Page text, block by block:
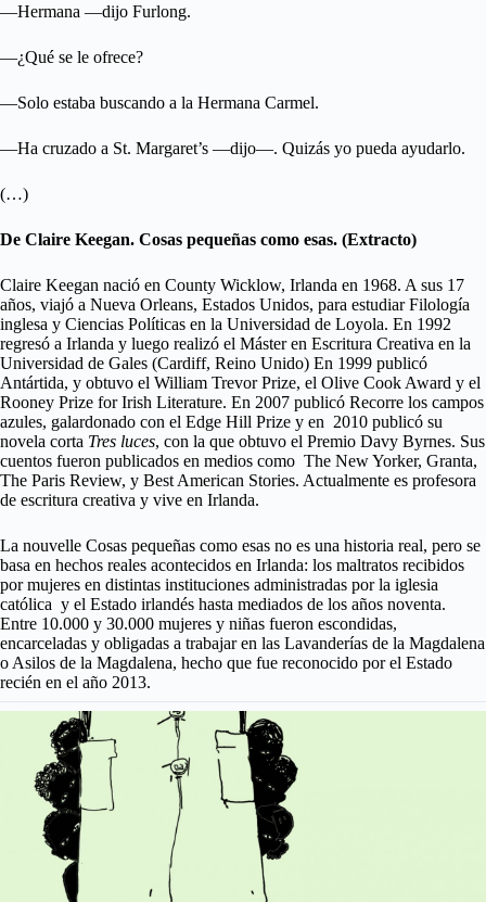
—Hermana —dijo Furlong.
—¿Qué se le ofrece?
—Solo estaba buscando a la Hermana Carmel.
—Ha cruzado a St. Margaret’s —dijo—. Quizás yo pueda ayudarlo.
(…)
De Claire Keegan. Cosas pequeñas como esas. (Extracto)
Claire Keegan nació en County Wicklow, Irlanda en 1968. A sus 17
años, viajó a Nueva Orleans, Estados Unidos, para estudiar Filología
inglesa y Ciencias Políticas en la Universidad de Loyola. En 1992
regresó a Irlanda y luego realizó el Máster en Escritura Creativa en la
Universidad de Gales (Cardiff, Reino Unido) En 1999 publicó
Antártida, y obtuvo el William Trevor Prize, el Olive Cook Award y el
Rooney Prize for Irish Literature. En 2007 publicó Recorre los campos
azules, galardonado con el Edge Hill Prize y en 2010 publicó su
novela corta Tres luces, con la que obtuvo el Premio Davy Byrnes. Sus
cuentos fueron publicados en medios como The New Yorker, Granta,
The Paris Review, y Best American Stories. Actualmente es profesora
de escritura creativa y vive en Irlanda.
La nouvelle Cosas pequeñas como esas no es una historia real, pero se
basa en hechos reales acontecidos en Irlanda: los maltratos recibidos
por mujeres en distintas instituciones administradas por la iglesia
católica y el Estado irlandés hasta mediados de los años noventa.
Entre 10.000 y 30.000 mujeres y niñas fueron escondidas,
encarceladas y obligadas a trabajar en las Lavanderías de la Magdalena
o Asilos de la Magdalena, hecho que fue reconocido por el Estado
recién en el año 2013.